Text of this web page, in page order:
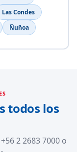
Las Condes
Ñuñoa
todos los
2 2683 7000 o